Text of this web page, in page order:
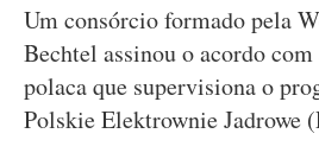
Um consórcio formado pela
Bechtel assinou o acordo
polaca que supervisiona o
Polskie Elektrownie Jadrowe